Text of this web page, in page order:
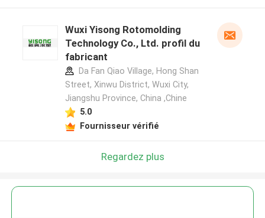
Wuxi Yisong Rotomolding
Technology Co., Ltd. profil du
fabricant
Da Fan Qiao Village, Hong Shan
Street, Xinwu District, Wuxi City,
Jiangshu Province, China ,Chine
5.0
Fournisseur vérifié
Regardez plus